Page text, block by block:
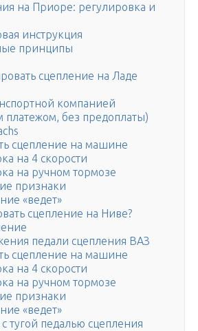
на Приоре: регулировка и
инструкция
принципы
сцепление на Ладе
компанией
без предоплаты)
сцепление на машине
на 4 скорости
на ручном тормозе
признаки
«ведет»
сцепление на Ниве?
педали сцепления ВАЗ
сцепление на машине
на 4 скорости
на ручном тормозе
признаки
«ведет»
тугой педалью сцепления